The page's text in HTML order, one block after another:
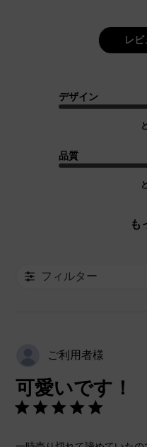
レビ
デザイン
品質
も
フィルター
ご利用者様
可愛いです！